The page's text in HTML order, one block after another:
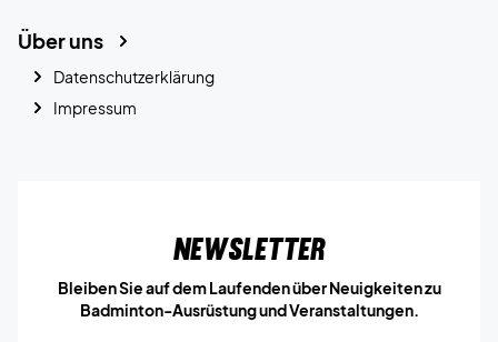
Über uns
Datenschutzerklärung
Impressum
Newsletter
Bleiben Sie auf dem Laufenden über Neuigkeiten zu
Badminton-Ausrüstung und Veranstaltungen.